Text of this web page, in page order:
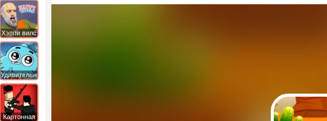
Хэппи вилс
Удивительный
мир
Гамбола
Картонная